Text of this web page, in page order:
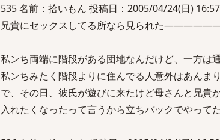
535 名前：拾いもん 投稿日：2005/04/24(日)
兄貴にセックスしてる所なら見られた
私ンち両端に階段がある団地なんだけど、一方は
私ンちみたく階段よりに住んでる人意外はあんま
で、その日、彼氏が遊びに来たけど母さんと兄貴
入れたくなったって言うから立ちバックでやって